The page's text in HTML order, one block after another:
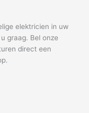
elektricien in uw
graag. Bel onze
direct een